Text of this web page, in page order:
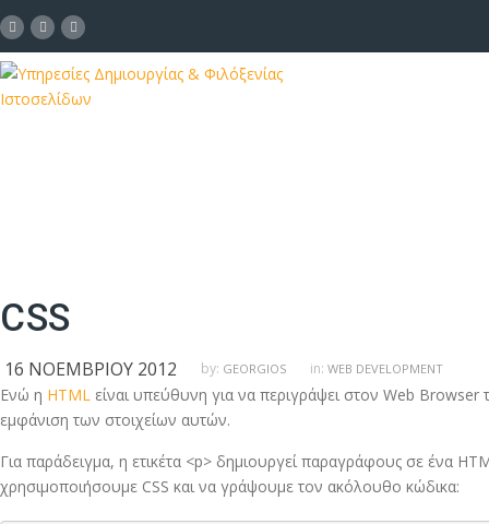
CSS
16 ΝΟΕΜΒΡΊΟΥ 2012 by: GEORGIOS in: WEB DEVELOPMENT
Ενώ η HTML είναι υπεύθυνη για να περιγράψει στον Web Browser
εμφάνιση των στοιχείων αυτών.
Για παράδειγμα, η ετικέτα <p> δημιουργεί παραγράφους σε ένα
χρησιμοποιήσουμε CSS και να γράψουμε τον ακόλουθο κώδικα: